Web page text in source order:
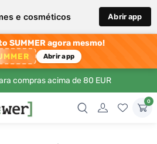
e cosméticos Abrir app
SUMMER agora mesmo!
Abrir app
compras acima de 80 EUR
0